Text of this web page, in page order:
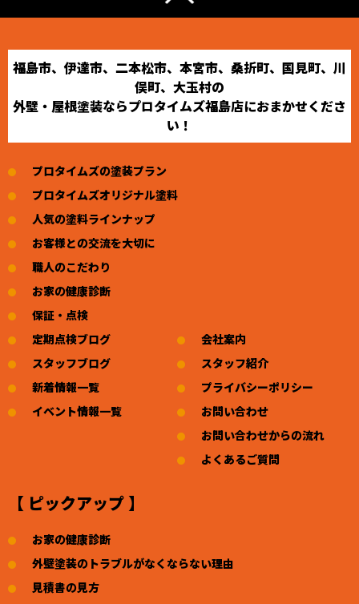
福島市、伊達市、二本松市、本宮市、桑折町、国見町、川
俣町、大玉村の
外壁・屋根塗装ならプロタイムズ福島店におまかせくださ
い！
プロタイムズの塗装プラン
プロタイムズオリジナル塗料
人気の塗料ラインナップ
お客様との交流を大切に
職人のこだわり
お家の健康診断
保証・点検
定期点検ブログ
スタッフブログ
新着情報一覧
イベント情報一覧
会社案内
スタッフ紹介
プライバシーポリシー
お問い合わせ
お問い合わせからの流れ
よくあるご質問
【 ピックアップ 】
お家の健康診断
外壁塗装のトラブルがなくならない理由
見積書の見方